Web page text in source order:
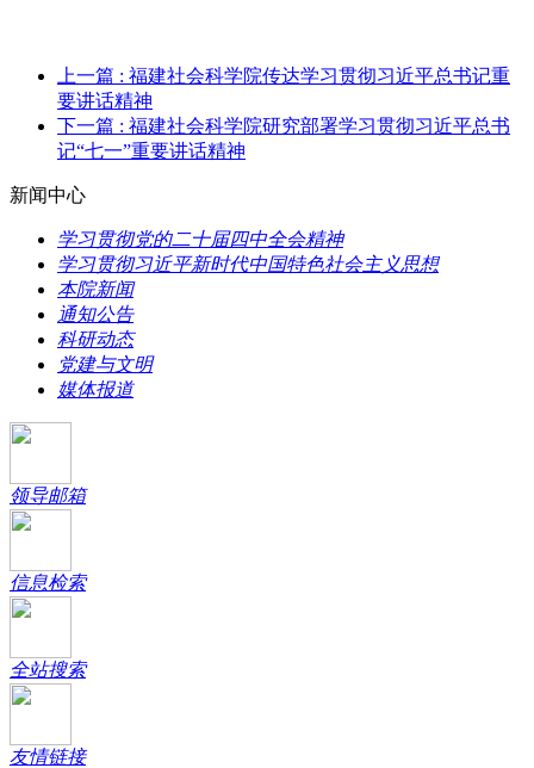
上一篇 : 福建社会科学院传达学习贯彻习近平总书记重
要讲话精神
下一篇 : 福建社会科学院研究部署学习贯彻习近平总书
记“七一”重要讲话精神
新闻中心
学习贯彻党的二十届四中全会精神
学习贯彻习近平新时代中国特色社会主义思想
本院新闻
通知公告
科研动态
党建与文明
媒体报道
领导邮箱
信息检索
全站搜索
友情链接